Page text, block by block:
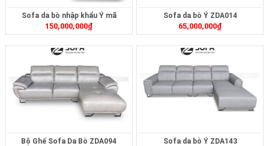
Sofa da bò nhập khẩu Ý mã
ZDA074
150,000,000₫
Sofa da bò Ý ZDA014
65,000,000₫
Bộ Ghế Sofa Da Bò ZDA094 Sofa da bò Ý ZDA143